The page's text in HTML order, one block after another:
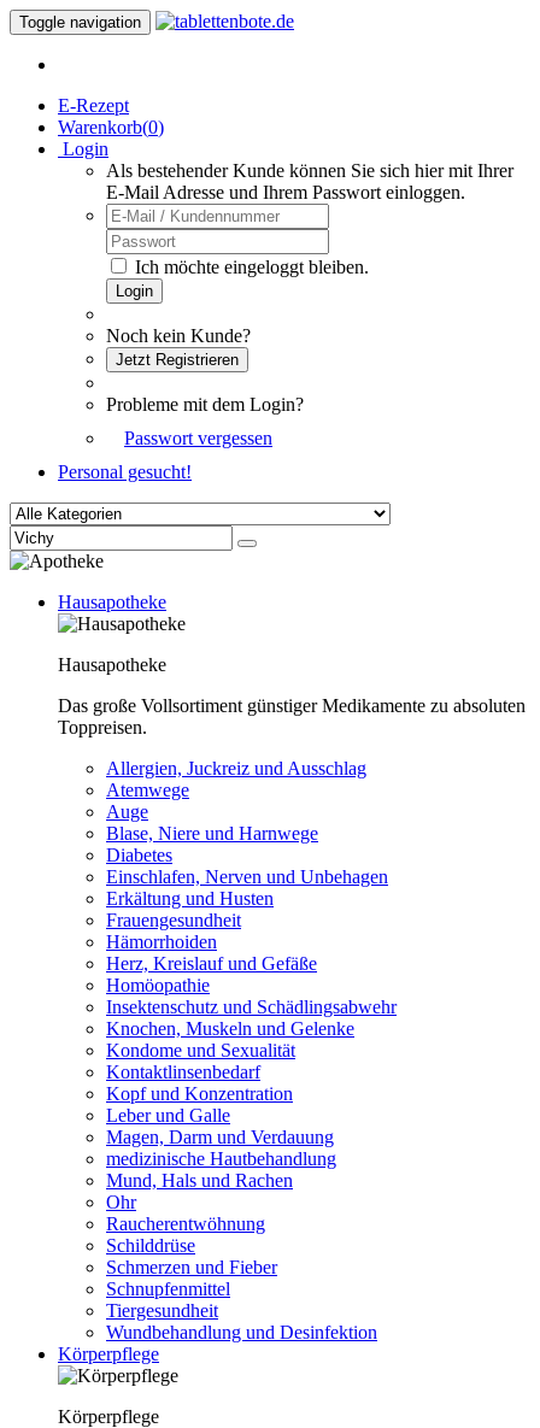
Toggle navigation
E-Rezept
Warenkorb(0)
Login
Als bestehender Kunde können Sie sich hier mit Ihrer
E-Mail Adresse und Ihrem Passwort einloggen.
Ich möchte eingeloggt bleiben.
Login
Noch kein Kunde?
Jetzt Registrieren
Probleme mit dem Login?
Passwort vergessen
Personal gesucht!
Hausapotheke
Hausapotheke
Das große Vollsortiment günstiger Medikamente zu absoluten
Toppreisen.
Allergien, Juckreiz und Ausschlag
Atemwege
Auge
Blase, Niere und Harnwege
Diabetes
Einschlafen, Nerven und Unbehagen
Erkältung und Husten
Frauengesundheit
Hämorrhoiden
Herz, Kreislauf und Gefäße
Homöopathie
Insektenschutz und Schädlingsabwehr
Knochen, Muskeln und Gelenke
Kondome und Sexualität
Kontaktlinsenbedarf
Kopf und Konzentration
Leber und Galle
Magen, Darm und Verdauung
medizinische Hautbehandlung
Mund, Hals und Rachen
Ohr
Raucherentwöhnung
Schilddrüse
Schmerzen und Fieber
Schnupfenmittel
Tiergesundheit
Wundbehandlung und Desinfektion
Körperpflege
Körperpflege